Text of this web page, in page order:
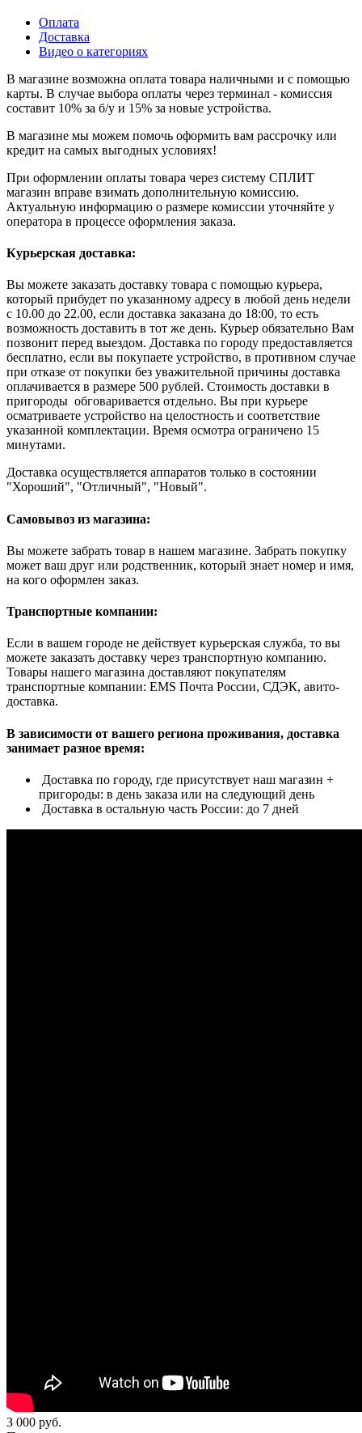
Оплата
Доставка
Видео о категориях
В магазине возможна оплата товара наличными и с помощью
карты. В случае выбора оплаты через терминал - комиссия
составит 10% за б/у и 15% за новые устройства.
В магазине мы можем помочь оформить вам рассрочку или
кредит на самых выгодных условиях!
При оформлении оплаты товара через систему СПЛИТ
магазин вправе взимать дополнительную комиссию.
Актуальную информацию о размере комиссии уточняйте у
оператора в процессе оформления заказа.
Курьерская доставка:
Вы можете заказать доставку товара с помощью курьера,
который прибудет по указанному адресу в любой день недели
с 10.00 до 22.00, если доставка заказана до 18:00, то есть
возможность доставить в тот же день. Курьер обязательно Вам
позвонит перед выездом. Доставка по городу предоставляется
бесплатно, если вы покупаете устройство, в противном случае
при отказе от покупки без уважительной причины доставка
оплачивается в размере 500 рублей. Стоимость доставки в
пригороды обговаривается отдельно. Вы при курьере
осматриваете устройство на целостность и соответствие
указанной комплектации. Время осмотра ограничено 15
минутами.
Доставка осуществляется аппаратов только в состоянии
"Хороший", "Отличный", "Новый".
Самовывоз из магазина:
Вы можете забрать товар в нашем магазине. Забрать покупку
может ваш друг или родственник, который знает номер и имя,
на кого оформлен заказ.
Транспортные компании:
Если в вашем городе не действует курьерская служба, то вы
можете заказать доставку через транспортную компанию.
Товары нашего магазина доставляют покупателям
транспортные компании: EMS Почта России, СДЭК, авито-
доставка.
В зависимости от вашего региона проживания, доставка
занимает разное время:
Доставка по городу, где присутствует наш магазин +
пригороды: в день заказа или на следующий день
Доставка в остальную часть России: до 7 дней
3 000 руб.